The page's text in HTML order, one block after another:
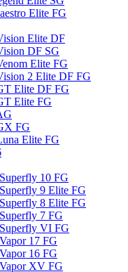
Elite FG
Elite DF
DF SG
Elite FG
2 Elite DF FG
Elite DF FG
Elite FG
FG
Elite FG
10 FG
9 Elite FG
8 Elite FG
7 FG
VI FG
17 FG
16 FG
XV FG